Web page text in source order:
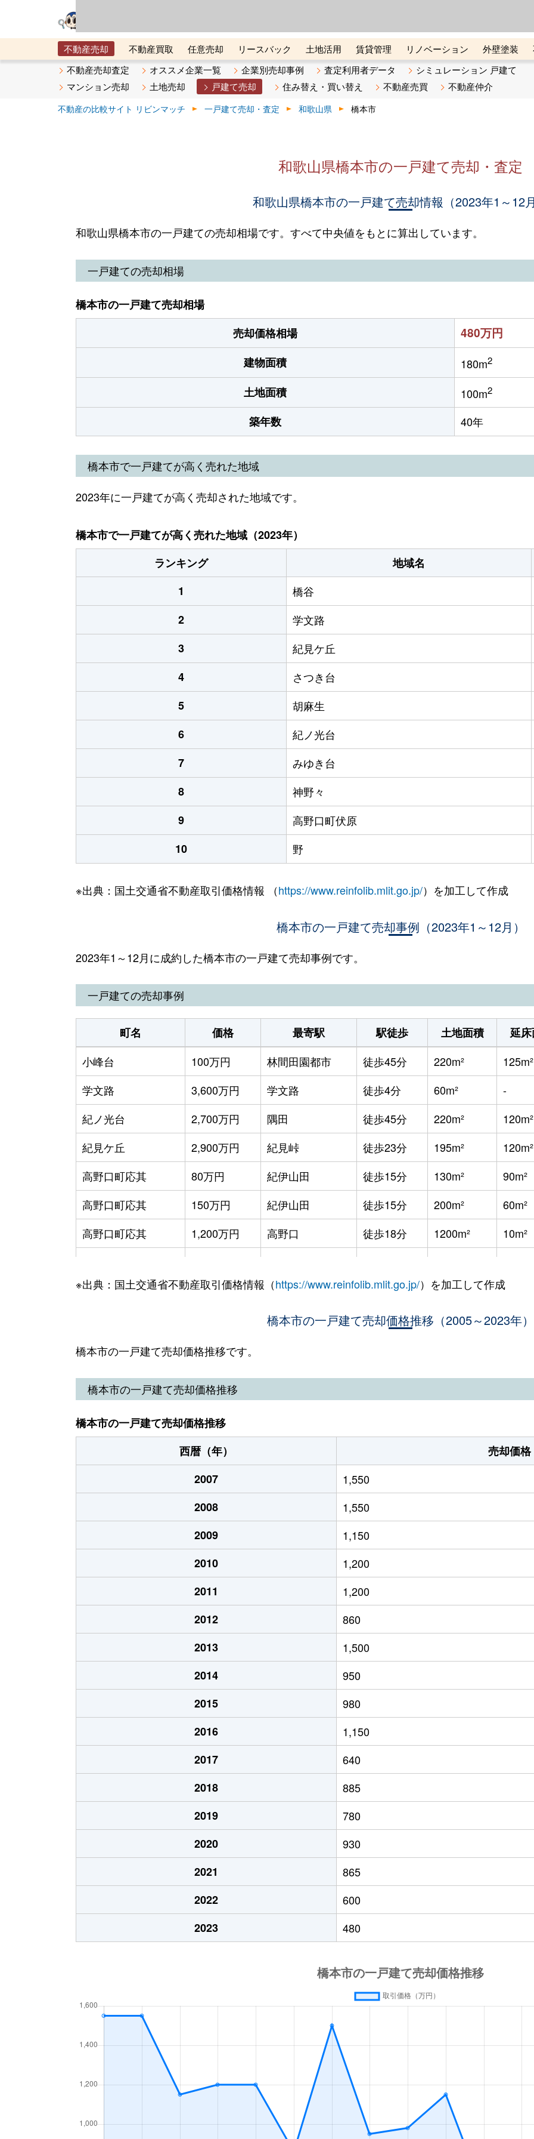
不動産売却 不動産買取 任意売却 リースバック 土地活用 賃貸管理 リノベーション 外壁塗装
メタ住宅展示場
ベスト不動産カンパニー オンライン講座 リビンマガジンBiz 不動産売却ご相談デスク
不動産売却査定 オススメ企業一覧 企業別売却事例 査定利用者データ
シミュレーション 戸建て
マンション売却
土地売却 戸建て売却 住み替え・買い替え 不動産売買 不動産仲介
不動産の比較サイト リビンマッチ 一戸建て売却・査定 和歌山県 橋本市
和歌山県橋本市の一戸建て売却・査定
和歌山県橋本市の一戸建て売却情報（2023年1～12月
和歌山県橋本市の一戸建ての売却相場です。すべて中央値をもとに算出しています。
一戸建ての売却相場
橋本市の一戸建て売却相場
売却価格相場
480万円
建物面積 180m2
土地面積 100m2
築年数 40年
橋本市で一戸建てが高く売れた地域
2023年に一戸建てが高く売却された地域です。
橋本市で一戸建てが高く売れた地域（2023年）
ランキング
地域名
1
橋谷
2
学文路
3
紀見ケ丘
4
さつき台
5
胡麻生
6
紀ノ光台
7
みゆき台
8
神野々
9
高野口町伏原
10
野
※出典：国土交通省不動産取引価格情報 （https://www.reinfolib.mlit.go.jp/）を加工して作成
橋本市の一戸建て売却事例（2023年1～12月）
2023年1～12月に成約した橋本市の一戸建て売却事例です。
一戸建ての売却事例
町名 価格 最寄駅 駅徒歩 土地面積 延
小峰台
100万円 林間田園都市 徒歩45分 220m² 125m²
学文路
3,600万円 学文路 徒歩4分 60m² -
紀ノ光台
2,700万円 隅田 徒歩45分 220m² 120m²
紀見ケ丘
2,900万円 紀見峠 徒歩23分 195m² 120m²
高野口町応其
80万円 紀伊山田 徒歩15分 130m² 90m²
高野口町応其
150万円 紀伊山田 徒歩15分 200m² 60m²
高野口町応其
1,200万円 高野口 徒歩18分 1200m² 10m²
高野口町名倉
250万円 高野口 徒歩5分 175m² 85m²
高野口 徒歩11分 105m² 105m²
高野口町名古曽
440万円
高野口町名古曽
150万円 高野口 徒歩11分 95m² 45m²
高野口町伏原
780万円 高野口 徒歩23分 135m² 90m²
光陽台
250万円 紀見峠 徒歩12分 185m² 125m²
神野々
1,500万円 紀伊山田 徒歩5分 520m² 195m²
神野々
1,900万円 紀伊山田 徒歩3分 520m² 270m²
胡麻生
2,800万円 御幸辻 徒歩25分 210m² 130m²
さつき台
2,800万円 御幸辻 徒歩14分 175m² 100m²
清水
300万円 紀伊清水 徒歩5分 310m² 100m²
城山台
250万円 御幸辻 徒歩45分 175m² 90m²
城山台
1,000万円 御幸辻 徒歩45分 175m² 95m²
城山台
480万円 林間田園都市 徒歩45分 185m² 100m²
城山台
580万円 林間田園都市 徒歩45分 200m² 105m²
城山台
300万円 林間田園都市 徒歩45分 200m² 100m²
隅田町
1,600万円 隅田 徒歩11分 320m² -
隅田町
100万円 隅田 徒歩13分 140m² 55m²
隅田町
320万円 隅田 徒歩45分 105m² 100m²
妻
210万円 橋本(和歌山) 徒歩18分 170m² 80m²
妻
430万円 橋本(和歌山) 徒歩10分 680m² -
650万円
林間田園都市 徒歩9分 190m²
原田
930万円 橋本(和歌山) 徒歩21分 145m² 120m²
橋本(和歌山)
橋本(和歌山)
みゆき台
2,700万円 170m²
向副
紀伊清水 徒歩21分 300m² 60m²
※出典：国土交通省不動産取引価格情報（https://www.reinfolib.mlit.go.jp/）を加工して作成
橋本市の一戸建て売却価格推移（2005～2023年）
橋本市の一戸建て売却価格推移です。
橋本市の一戸建て売却価格推移
橋本市の一戸建て売却価格推移
西暦（年）
売却価格
2007
1,550
2008
1,550
2009
1,150
2010
1,200
2011
1,200
2012
860
2013
1,500
2014
950
2015
980
2016
1,150
2017
640
2018
885
2019
780
2020
930
2021
865
2022
600
2023
480